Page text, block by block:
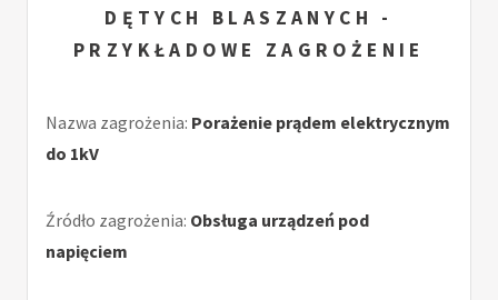
DĘTYCH BLASZANYCH -
PRZYKŁADOWE ZAGROŻENIE
Nazwa zagrożenia: Porażenie prądem elektrycznym
do 1kV
Źródło zagrożenia: Obsługa urządzeń pod
napięciem